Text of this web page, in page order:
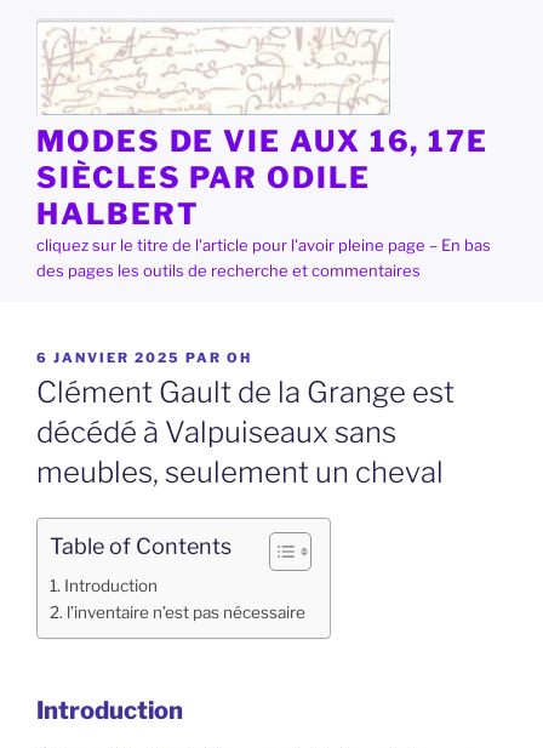
contenu
principal
MODES DE VIE AUX 16, 17E
SIÈCLES PAR ODILE
HALBERT
cliquez sur le titre de l'article pour l'avoir pleine page – En bas
des pages les outils de recherche et commentaires
PUBLIÉ
LE
6 JANVIER 2025 PAR OH
Clément Gault de la Grange est
décédé à Valpuiseaux sans
meubles, seulement un cheval
Table of Contents
Introduction
l’inventaire n’est pas nécessaire
Introduction